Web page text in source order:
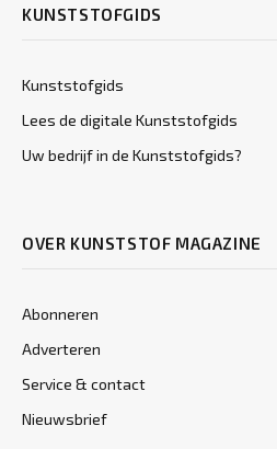
KUNSTSTOFGIDS
Kunststofgids
Lees de digitale Kunststofgids
Uw bedrijf in de Kunststofgids?
OVER KUNSTSTOF MAGAZINE
Abonneren
Adverteren
Service & contact
Nieuwsbrief